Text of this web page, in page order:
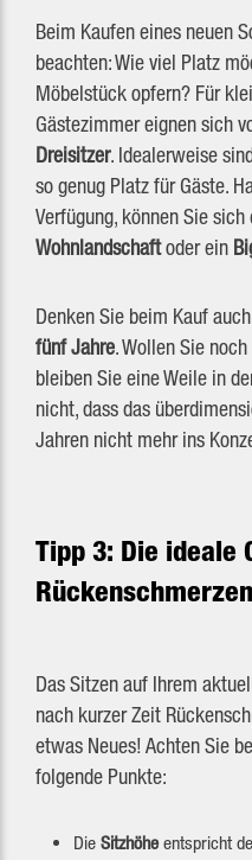
Beim Kaufen eines neuen
beachten: Wie viel Platz
Möbelstück opfern? Für
Gästezimmer eignen sich
Dreisitzer. Idealerweise
so genug Platz für Gäste.
Verfügung, können Sie sich
Wohnlandschaftoder ein
Denken Sie beim Kauf
fünf Jahre. Wollen Sie
bleiben Sie eine Weile in
nicht, dass das
Jahren nicht mehr ins
Tipp 3: Die ideale
Rückenschmerzen
Das Sitzen auf Ihrem
nach kurzer Zeit
etwas Neues! Achten Sie
folgende Punkte:
Die Sitzhöheentspricht